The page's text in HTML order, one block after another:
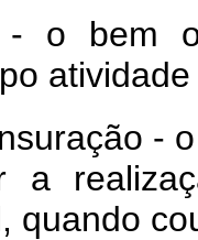
- o bem
-
a
quando